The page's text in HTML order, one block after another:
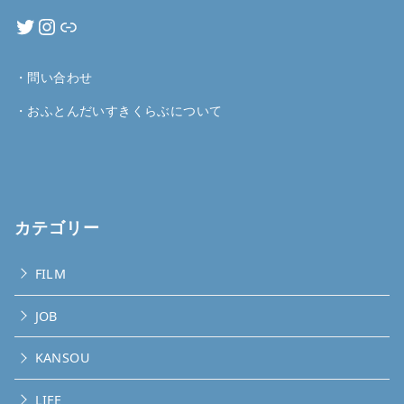
・ 問い合わせ
・ おふとんだいすきくらぶについて
カテゴリー
FILM
JOB
KANSOU
LIFE